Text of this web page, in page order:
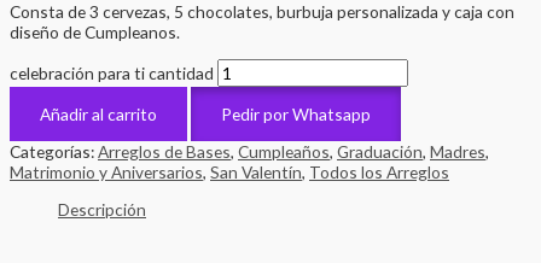
Consta de 3 cervezas, 5 chocolates, burbuja personalizada y caja con
diseño de Cumpleanos.
celebración para ti cantidad
Añadir al carrito
Pedir por Whatsapp
Categorías:Arreglos de Bases, Cumpleaños, Graduación, Madres,
Matrimonio y Aniversarios, San Valentín, Todos los Arreglos
Descripción